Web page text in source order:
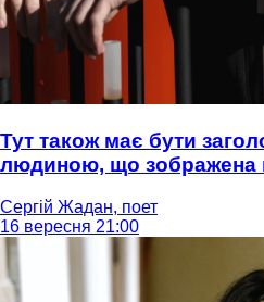
Тут також має бути
людиною, що зображена
Сергій Жадан, поет
16 вересня 21:00